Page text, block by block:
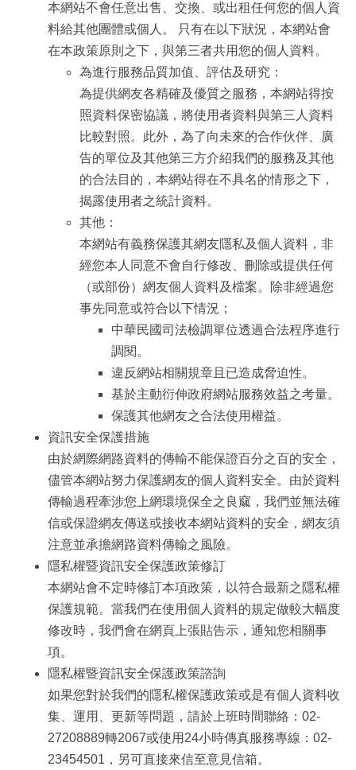
本網站不會任意出售、交換、或出租任何您的個人資
料給其他團體或個人。 只有在以下狀況，本網站會
在本政策原則之下，與第三者共用您的個人資料。
為進行服務品質加值、評估及研究：
為提供網友各精確及優質之服務，本網站得按
照資料保密協議，將使用者資料與第三人資料
比較對照。此外，為了向未來的合作伙伴、廣
告的單位及其他第三方介紹我們的服務及其他
的合法目的，本網站得在不具名的情形之下，
揭露使用者之統計資料。
其他：
本網站有義務保護其網友隱私及個人資料，非
經您本人同意不會自行修改、刪除或提供任何
（或部份）網友個人資料及檔案。除非經過您
事先同意或符合以下情況；
中華民國司法檢調單位透過合法程序進行
調閱。
違反網站相關規章且已造成脅迫性。
基於主動衍伸政府網站服務效益之考量。
保護其他網友之合法使用權益。
資訊安全保護措施
由於網際網路資料的傳輸不能保證百分之百的安全，
儘管本網站努力保護網友的個人資料安全。由於資料
傳輸過程牽涉您上網環境保全之良窳，我們並無法確
信或保證網友傳送或接收本網站資料的安全，網友須
注意並承擔網路資料傳輸之風險。
隱私權暨資訊安全保護政策修訂
本網站會不定時修訂本項政策，以符合最新之隱私權
保護規範。當我們在使用個人資料的規定做較大幅度
修改時，我們會在網頁上張貼告示，通知您相關事
項。
隱私權暨資訊安全保護政策諮詢
如果您對於我們的隱私權保護政策或是有個人資料收
集、運用、更新等問題，請於上班時間聯絡：02-
27208889轉2067或使用24小時傳真服務專線：02-
23454501，另可直接來信至意見信箱。